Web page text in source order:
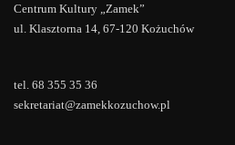
Centrum Kultury „Zamek”
ul. Klasztorna 14, 67-120 Kożuchów
tel. 68 355 35 36
sekretariat@zamekkozuchow.pl